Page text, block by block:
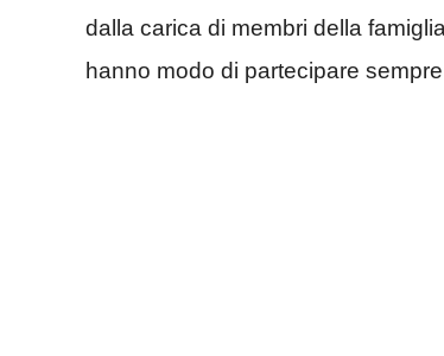
dalla carica di membri della
hanno modo di partecipare